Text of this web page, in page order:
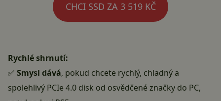
CHCI SSD ZA 3 519 KČ
Rychlé shrnutí:
✅ Smysl dává, pokud chcete rychlý, chladný a
spolehlivý PCIe 4.0 disk od osvědčené značky do PC,